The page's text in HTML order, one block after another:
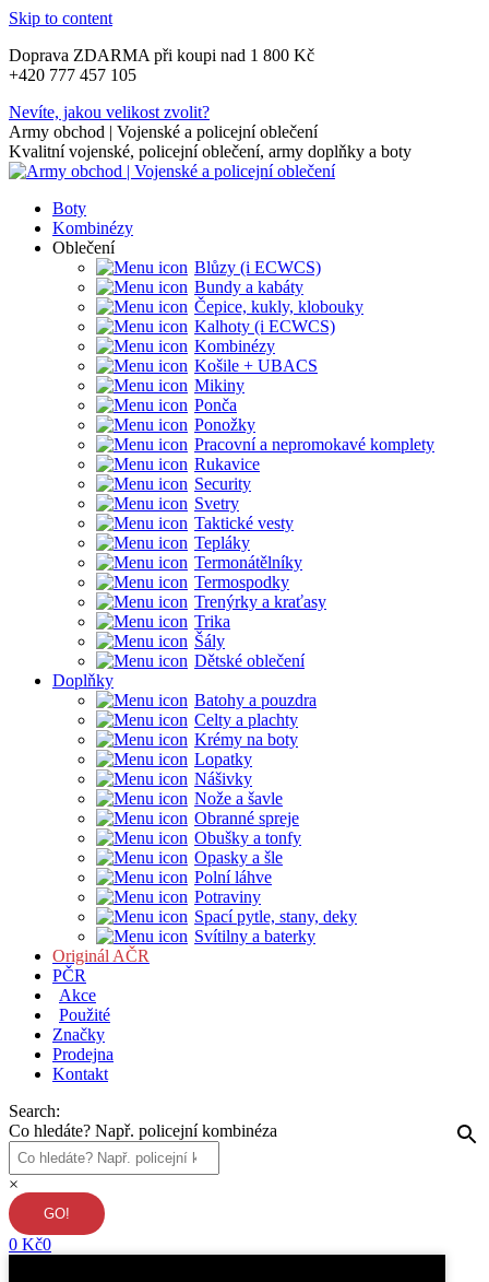
Skip to content
Doprava ZDARMA při koupi nad 1 800 Kč
+420 777 457 105
Nevíte, jakou velikost zvolit?
Army obchod | Vojenské a policejní oblečení
Kvalitní vojenské, policejní oblečení, army doplňky a boty
Boty
Kombinézy
Oblečení
Blůzy (i ECWCS)
Bundy a kabáty
Čepice, kukly, klobouky
Kalhoty (i ECWCS)
Kombinézy
Košile + UBACS
Mikiny
Ponča
Ponožky
Pracovní a nepromokavé komplety
Rukavice
Security
Svetry
Taktické vesty
Tepláky
Termonátělníky
Termospodky
Trenýrky a kraťasy
Trika
Šály
Dětské oblečení
Doplňky
Batohy a pouzdra
Celty a plachty
Krémy na boty
Lopatky
Nášivky
Nože a šavle
Obranné spreje
Obušky a tonfy
Opasky a šle
Polní láhve
Potraviny
Spací pytle, stany, deky
Svítilny a baterky
Originál AČR
PČR
Akce
Použité
Značky
Prodejna
Kontakt
Search:
Co hledáte? Např. policejní kombinéza
×
0 Kč0